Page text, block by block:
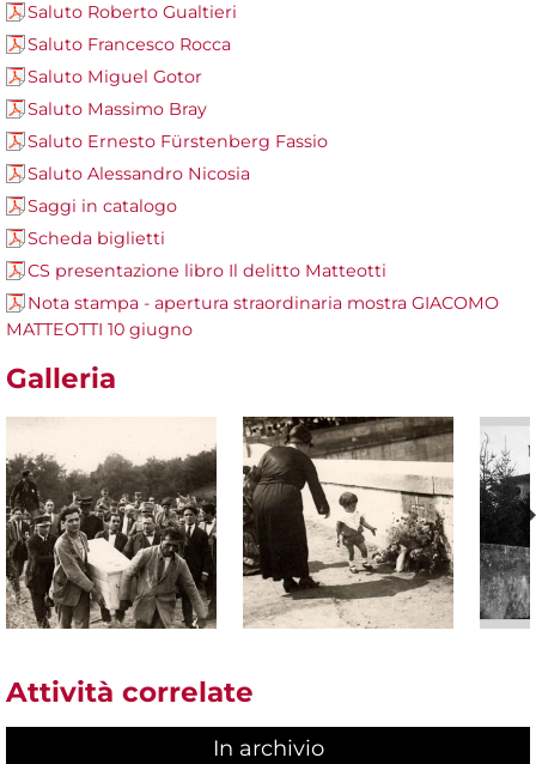
Saluto Roberto Gualtieri
Saluto Francesco Rocca
Saluto Miguel Gotor
Saluto Massimo Bray
Saluto Ernesto Fürstenberg Fassio
Saluto Alessandro Nicosia
Saggi in catalogo
Scheda biglietti
CS presentazione libro Il delitto Matteotti
Nota stampa - apertura straordinaria mostra GIACOMO
MATTEOTTI 10 giugno
Galleria
Attività correlate
In archivio